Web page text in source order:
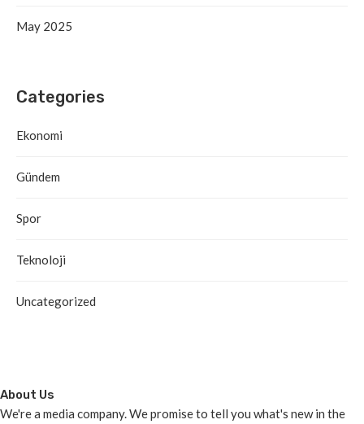
May 2025
Categories
Ekonomi
Gündem
Spor
Teknoloji
Uncategorized
About Us
We're a media company. We promise to tell you what's new in the